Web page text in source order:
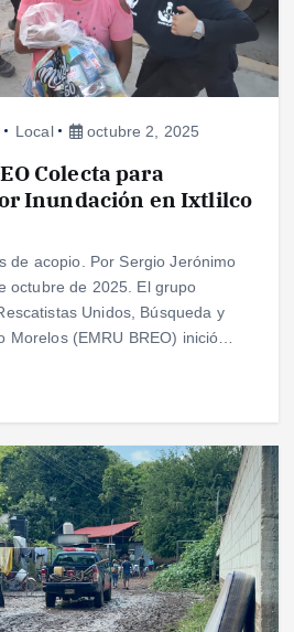
Local octubre 2, 2025
Colecta para
Inundación en Ixtlilco
de acopio. Por Sergio Jerónimo
octubre de 2025. El grupo
Unidos, Búsqueda y
Morelos (EMRU BREO) inició…